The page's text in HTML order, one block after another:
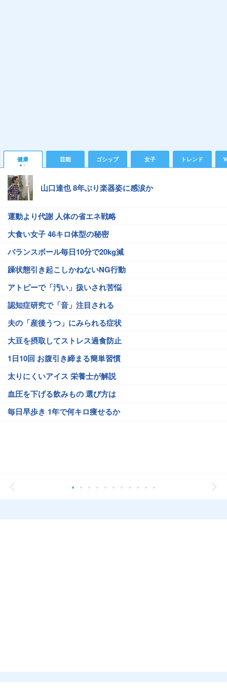
健康 芸能 ゴシップ 女子 トレンド
山口達也 8年ぶり楽器姿に感涙か
運動より代謝 人体の省エネ戦略
大食い女子 46キロ体型の秘密
バランスボール毎日10分で20kg減
躁状態引き起こしかねないNG行動
アトピーで「汚い」扱いされ苦悩
認知症研究で「音」注目される
夫の「産後うつ」にみられる症状
大豆を摂取してストレス過食防止
1日10回 お腹引き締まる簡単習慣
太りにくいアイス 栄養士が解説
血圧を下げる飲みもの 選び方は
毎日早歩き 1年で何キロ痩せるか